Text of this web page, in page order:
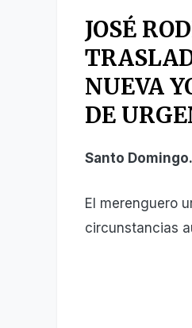
JOSÉ
NUEVA
DE
Santo Domingo.
El merenguero
circunstancias